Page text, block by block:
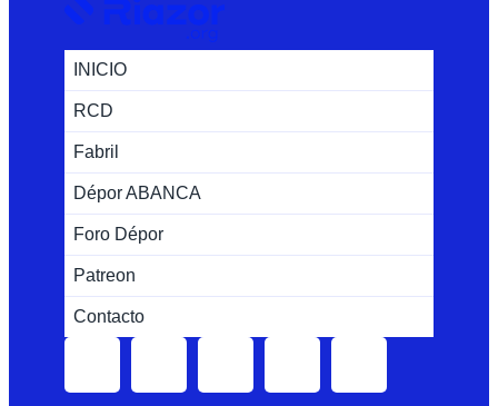
INICIO
RCD
Fabril
Dépor ABANCA
Foro Dépor
Patreon
Contacto